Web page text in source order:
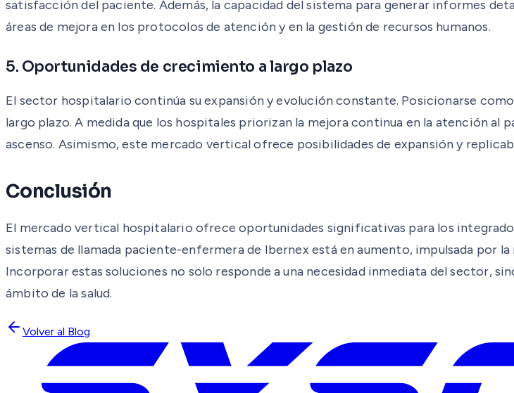
satisfacción del paciente. Además, la capacidad del sistema para generar informes
áreas de mejora en los protocolos de atención y en la gestión de recursos humanos.
5. Oportunidades de crecimiento a largo plazo
El sector hospitalario continúa su expansión y evolución constante. Posicionarse
largo plazo. A medida que los hospitales priorizan la mejora continua en la atención al
ascenso. Asimismo, este mercado vertical ofrece posibilidades de expansión y
Conclusión
El mercado vertical hospitalario ofrece oportunidades significativas para los
sistemas de llamada paciente-enfermera de Ibernex está en aumento, impulsada
Incorporar estas soluciones no solo responde a una necesidad inmediata del sector,
ámbito de la salud.
Volver al Blog